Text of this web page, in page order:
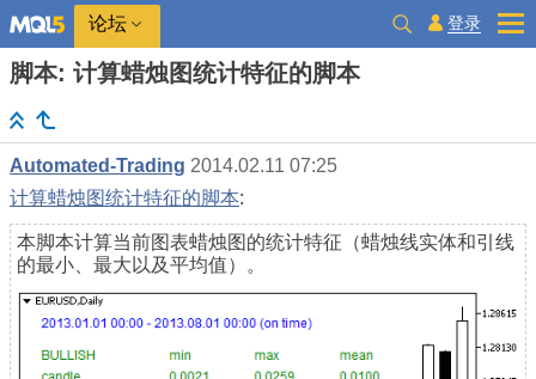
论坛 登录
脚本: 计算蜡烛图统计特征的脚本
Automated-Trading 2014.02.11 07:25
计算蜡烛图统计特征的脚本:
本脚本计算当前图表蜡烛图的统计特征（蜡烛线实体和引线
的最小、最大以及平均值）。